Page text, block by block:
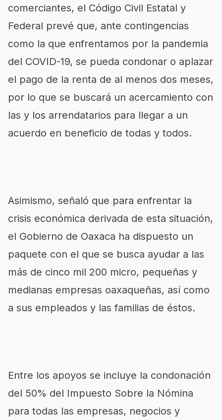
comerciantes, el Código Civil Estatal y
Federal prevé que, ante contingencias
como la que enfrentamos por la pandemia
del COVID-19, se pueda condonar o aplazar
el pago de la renta de al menos dos meses,
por lo que se buscará un acercamiento con
las y los arrendatarios para llegar a un
acuerdo en beneficio de todas y todos.
Asimismo, señaló que para enfrentar la
crisis económica derivada de esta situación,
el Gobierno de Oaxaca ha dispuesto un
paquete con el que se busca ayudar a las
más de cinco mil 200 micro, pequeñas y
medianas empresas oaxaqueñas, así como
a sus empleados y las familias de éstos.
Entre los apoyos se incluye la condonación
del 50% del Impuesto Sobre la Nómina
para todas las empresas, negocios y